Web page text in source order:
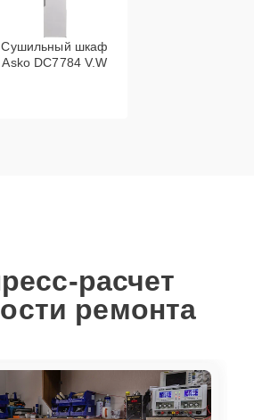
Сушильный шкаф
Asko DC7784 V.W
расчет
ремонта